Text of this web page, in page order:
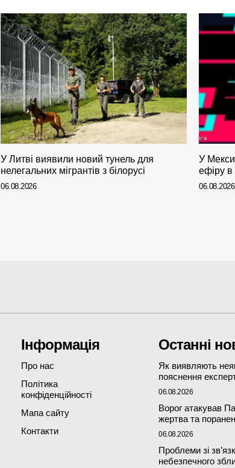
У Литві виявили новий тунель для
нелегальних мігрантів з білорусі
06.08.2026
У
ефіру в
06.08.2026
Інформація
Про нас
Політика
конфіденційності
Мапа сайту
Контакти
Останні
Як виявляють
пояснення
06.08.2026
Ворог атакував
жертва та
06.08.2026
Проблеми зі
небезпечного